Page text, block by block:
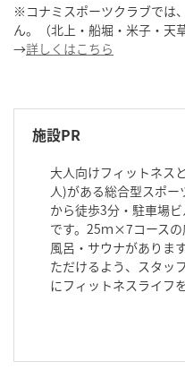
※コナミスポーツクラブでは
ん。（北上・船堀・米子・天
→詳しくはこちら
施設PR
大人向けフィットネス
人)がある総合型スポ
から徒歩3分・駐車場
です。25ｍ×7コース
風呂・サウナがありま
ただけるよう、スタッ
にフィットネスライフ